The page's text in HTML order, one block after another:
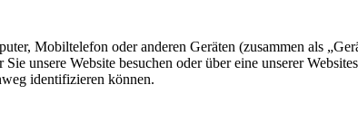
Mobiltelefon oder anderen Geräten (zusammen als
unsere Website besuchen oder über eine unserer
identifizieren können.